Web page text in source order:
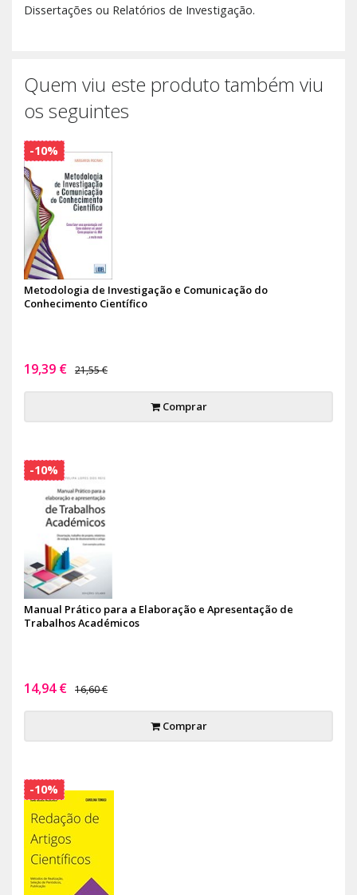
Dissertações ou Relatórios de Investigação.
Quem viu este produto também viu
os seguintes
Metodologia de Investigação e Comunicação do
Conhecimento Científico
19,39 € 21,55 €
Comprar
-10%
Manual Prático para a Elaboração e Apresentação de
Trabalhos Académicos
14,94 € 16,60 €
Comprar
-10%
-10%